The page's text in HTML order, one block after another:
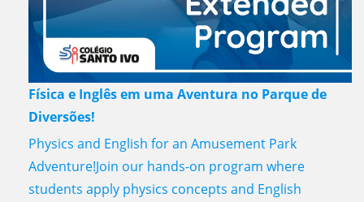
Física e Inglês em uma Aventura no Parque de
Diversões!
Physics and English for an Amusement Park
Adventure!Join our hands-on program where
students apply physics concepts and English